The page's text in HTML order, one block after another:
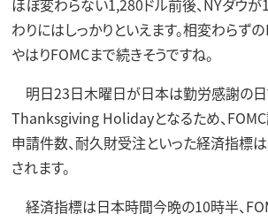
ほぼ変わらない1,280ドル前後、NYダウ
わりにはしっかりといえます。相変わらず
やはりFOMCまで続きそうですね。
明日23日木曜日が日本は勤労感謝の日
Thanksgiving Holidayとなるため、
申請件数、耐久財受注といった経済指標
されます。
経済指標は日本時間今晩の10時半、